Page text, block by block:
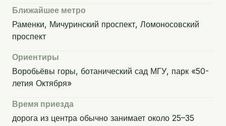
Ближайшее метро
Раменки, Мичуринский проспект, Ломоносовский
проспект
Ориентиры
Воробьёвы горы, ботанический сад МГУ, парк «50-
летия Октября»
Время приезда
дорога из центра обычно занимает около 25–35